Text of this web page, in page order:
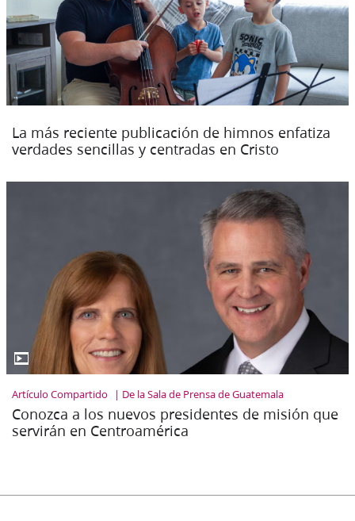
La más reciente publicación de himnos enfatiza
verdades sencillas y centradas en Cristo
Artículo Compartido De la Sala de Prensa de Guatemala
Conozca a los nuevos presidentes de misión que
servirán en Centroamérica